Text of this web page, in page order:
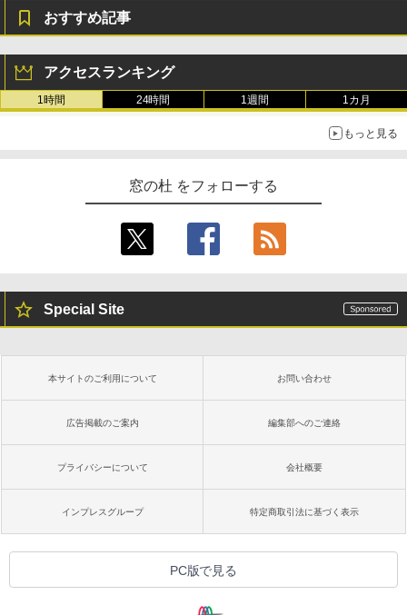
おすすめ記事
アクセスランキング
1時間 24時間 1週間 1カ月
もっと見る
窓の杜 をフォローする
Special Site
本サイトのご利用について お問い合わせ
広告掲載のご案内 編集部へのご連絡
プライバシーについて 会社概要
インプレスグループ 特定商取引法に基づく表示
PC版で見る